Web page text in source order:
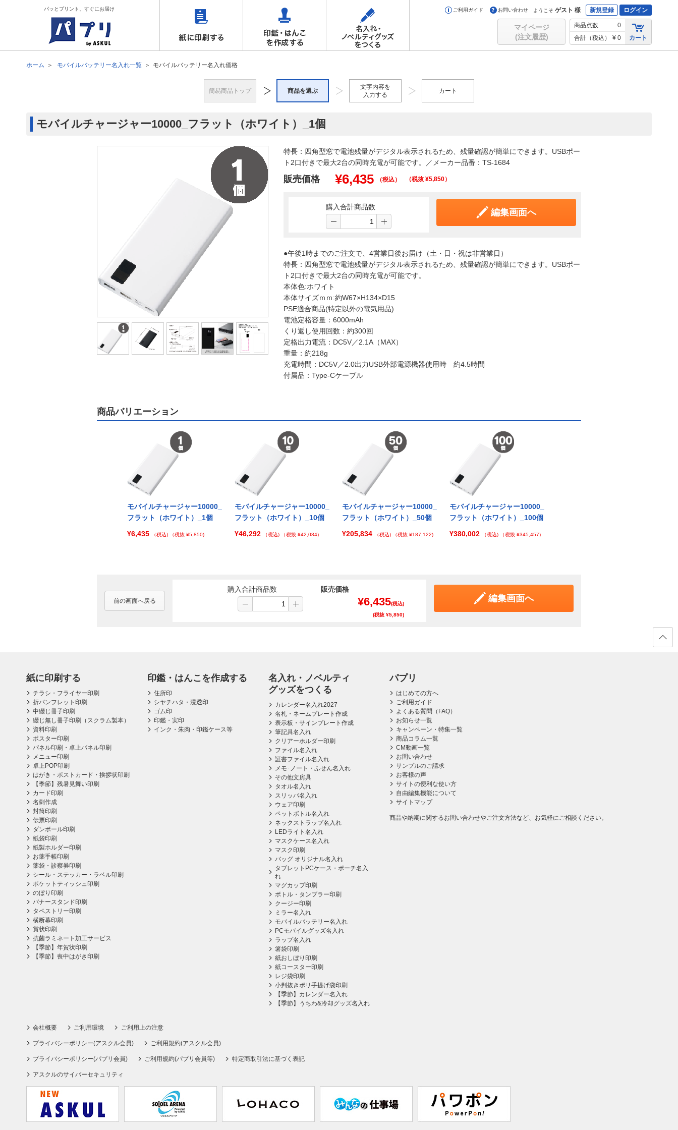
パッとプリント、すぐにお届け ご利用ガイド お問い合わせ ようこそ ゲスト 様 新規登録 ログイン
マイページ
(注文履歴)
商品点数
0
合計（税込）
¥ 0 カート
ホーム モバイルバッテリー名入れ一覧 モバイルバッテリー名入れ価格
簡易商品トップ 商品を選ぶ
文字内容を
入力する
カート
モバイルチャージャー10000_フラット（ホワイト）_1個
特長：四角型窓で電池残量がデジタル表示されるため、残量確認が簡単にできます。USBポー
ト2口付きで最大2台の同時充電が可能です。／メーカー品番：TS-1684
販売価格 ¥6,435 （税込） （税抜 ¥5,850）
購入合計商品数
編集画面へ
●午後1時までのご注文で、4営業日後お届け（土・日・祝は非営業日）
特長：四角型窓で電池残量がデジタル表示されるため、残量確認が簡単にできます。USBポー
ト2口付きで最大2台の同時充電が可能です。
本体色:ホワイト
本体サイズｍｍ:約W67×H134×D15
PSE適合商品(特定以外の電気用品)
電池定格容量：6000mAh
くり返し使用回数：約300回
定格出力電流：DC5V／2.1A（MAX）
重量：約218g
充電時間：DC5V／2.0出力USB外部電源機器使用時 約4.5時間
付属品：Type-Cケーブル
商品バリエーション
モバイルチャージャー10000_
フラット（ホワイト）_1個
¥6,435
（税込) （税抜 ¥5,850)
モバイルチャージャー10000_
フラット（ホワイト）_10個
¥46,292
（税込) （税抜 ¥42,084)
モバイルチャージャー10000_
フラット（ホワイト）_50個
¥205,834
（税込) （税抜 ¥187,122)
モバイルチャージャー10000_
フラット（ホワイト）_100個
¥380,002
（税込) （税抜 ¥345,457)
前の画面へ戻る
購入合計商品数 販売価格
¥6,435(税込)
(税抜 ¥5,850)
編集画面へ
紙に印刷する
チラシ・フライヤー印刷
折パンフレット印刷
中綴じ冊子印刷
綴じ無し冊子印刷（スクラム製本）
資料印刷
ポスター印刷
パネル印刷・卓上パネル印刷
メニュー印刷
卓上POP印刷
はがき・ポストカード・挨拶状印刷
【季節】残暑見舞い印刷
カード印刷
名刺作成
封筒印刷
伝票印刷
ダンボール印刷
紙袋印刷
紙製ホルダー印刷
お薬手帳印刷
薬袋・診察券印刷
シール・ステッカー・ラベル印刷
ポケットティッシュ印刷
のぼり印刷
バナースタンド印刷
タペストリー印刷
横断幕印刷
賞状印刷
抗菌ラミネート加工サービス
【季節】年賀状印刷
【季節】喪中はがき印刷
印鑑・はんこを作成する
住所印
シヤチハタ・浸透印
ゴム印
印鑑・実印
インク・朱肉・印鑑ケース等
名入れ・ノベルティ
グッズをつくる
カレンダー名入れ2027
名札・ネームプレート作成
表示板・サインプレート作成
筆記具名入れ
クリアーホルダー印刷
ファイル名入れ
証書ファイル名入れ
メモ･ノート・ふせん名入れ
その他文房具
タオル名入れ
スリッパ名入れ
ウェア印刷
ペットボトル名入れ
ネックストラップ名入れ
LEDライト名入れ
マスクケース名入れ
マスク印刷
バッグ オリジナル名入れ
タブレットPCケース・ポーチ名入
れ
マグカップ印刷
ボトル・タンブラー印刷
クージー印刷
ミラー名入れ
モバイルバッテリー名入れ
PCモバイルグッズ名入れ
ラップ名入れ
箸袋印刷
紙おしぼり印刷
紙コースター印刷
レジ袋印刷
小判抜きポリ手提げ袋印刷
【季節】カレンダー名入れ
【季節】うちわ&冷却グッズ名入れ
パプリ
はじめての方へ
ご利用ガイド
よくある質問（FAQ）
お知らせ一覧
キャンペーン・特集一覧
商品コラム一覧
CM動画一覧
お問い合わせ
サンプルのご請求
お客様の声
サイトの便利な使い方
自由編集機能について
サイトマップ
商品や納期に関するお問い合わせやご注文方法など、お気軽にご相談ください。
会社概要 ご利用環境 ご利用上の注意
プライバシーポリシー(アスクル会員) ご利用規約(アスクル会員)
プライバシーポリシー(パプリ会員) ご利用規約(パプリ会員等) 特定商取引法に基づく表記
アスクルのサイバーセキュリティ